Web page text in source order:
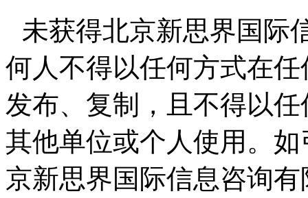
未获得北京新思界国际
何人不得以任何方式在
发布、复制，且不得以
其他单位或个人使用。
京新思界国际信息咨询